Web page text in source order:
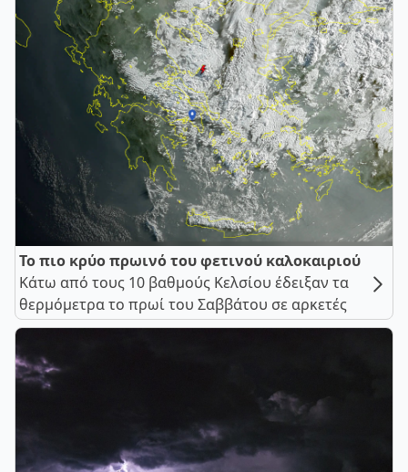
Το πιο κρύο πρωινό του φετινού καλοκαιριού
Κάτω από τους 10 βαθμούς Κελσίου έδειξαν τα
θερμόμετρα το πρωί του Σαββάτου σε αρκετές